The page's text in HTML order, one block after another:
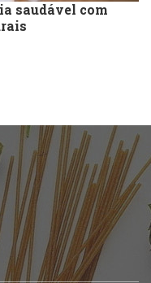
saudável com